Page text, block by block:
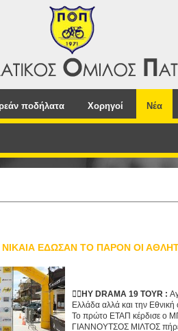
ποδήλατα Χορηγοί Νέα
ΕΔΩΣΑΝ ΤΟ ΠΑΡΟΝ ΟΙ
🚴‍♂️ HY DRAMA 19 TOYR :
Ελλάδα αλλά και την
Το πρώτο ΕΤΑΠ κέρδισε ο
ΓΙΑΝΝΟΥΤΣΟΣ ΜΙΛΤΟΣ πήρε